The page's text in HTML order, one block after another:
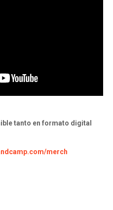
tanto en formato digital
merch